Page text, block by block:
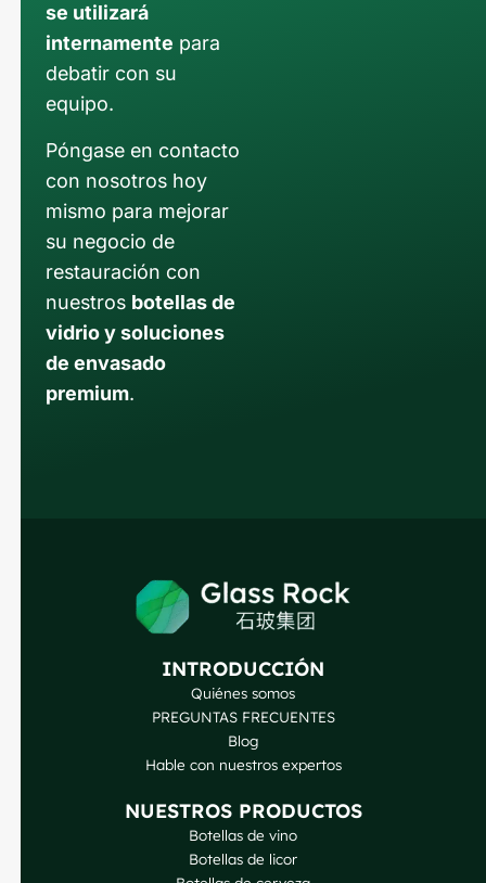
se utilizará
internamente para
debatir con su
equipo.
Póngase en contacto
con nosotros hoy
mismo para mejorar
su negocio de
restauración con
nuestros botellas de
vidrio y soluciones
de envasado
premium.
INTRODUCCIÓN
Quiénes somos
PREGUNTAS FRECUENTES
Blog
Hable con nuestros expertos
NUESTROS PRODUCTOS
Botellas de vino
Botellas de licor
Japanese